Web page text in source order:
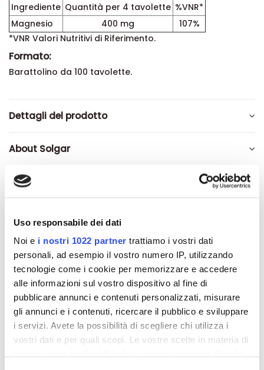
Uso responsabile dei dati
Noi e i nostri 1022 partner trattiamo i vostri dati
personali, ad esempio il vostro numero IP, utilizzando
tecnologie come i cookie per memorizzare e accedere
alle informazioni sul vostro dispositivo al fine di
pubblicare annunci e contenuti personalizzati, misurare
gli annunci e i contenuti, ricercare il pubblico e sviluppare
i servizi. Avete la possibilità di scegliere chi utilizza i
vostri dati e per quali scopi. Le vostre scelte in materia di
Ingrediente Quantità per 4 tavolette %VNR*
Magnesio
400 mg
107%
*VNR Valori Nutritivi di Riferimento.
Formato:
Barattolino da 100 tavolette.
Dettagli del prodotto
About Solgar
Recensioni
Altri prodotti che potrebbero
interessarti
-42% -42%